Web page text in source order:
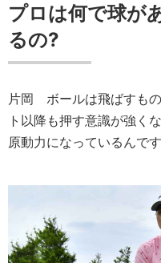
プロは何で球が
るの?
片岡 ボールは飛ばすも
ト以降も押す意識が強く
原動力になっているんです